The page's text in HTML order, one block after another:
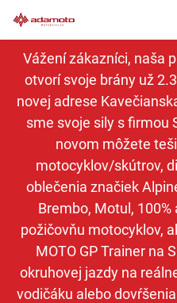
na
obsah
Vážení zákazníci, naša
otvorí svoje brány už
novej adrese
sme svoje sily s firmou
novom môžete
motocyklov/skútrov,
oblečenia značiek
Brembo, Motul,
požičovňu motocyklov,
MOTO GP Trainer na
okruhovej jazdy na
vodičáku alebo